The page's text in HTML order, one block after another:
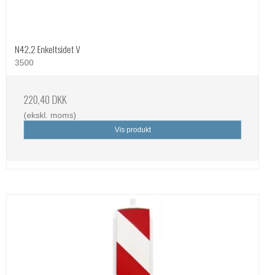
N42,2 Enkeltsidet V
3500
220,40 DKK
(ekskl. moms)
Vis produkt